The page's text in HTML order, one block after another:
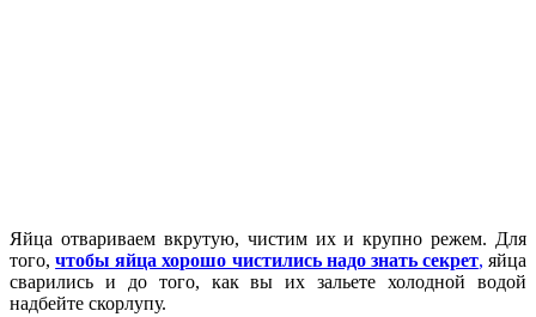
Яйца отвариваем вкрутую, чистим их и крупно режем. Для
того,чтобы яйца хорошо чистились надо знать секрет, яйца
сварились и до того, как вы их зальете холодной водой
надбейте скорлупу.